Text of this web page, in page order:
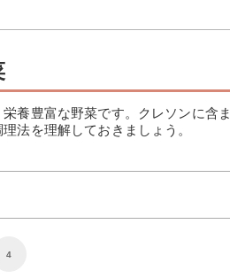
養豊富な野菜です。クレソンに含ま
法を理解しておきましょう。
4